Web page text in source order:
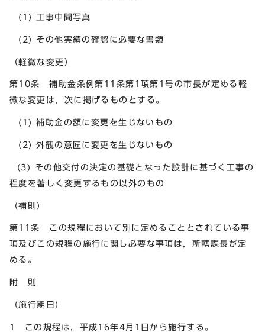
(1) 工事中間写真
(2) その他実績の確認に必要な書類
（軽微な変更）
第10条 補助金条例第11条第1項第1号の市長が定める軽
微な変更は，次に掲げるものとする。
(1) 補助金の額に変更を生じないもの
(2) 外観の意匠に変更を生じないもの
(3) その他交付の決定の基礎となった設計に基づく工事の
程度を著しく変更するもの以外のもの
（補則）
第11条 この規程において別に定めることとされている事
項及びこの規程の施行に関し必要な事項は，所轄課長が定
める。
附 則
（施行期日）
1 この規程は，平成16年4月1日から施行する。